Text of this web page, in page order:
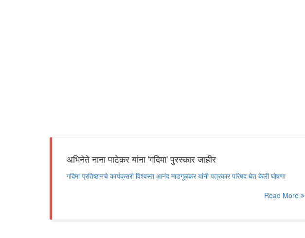
अभिनेते नाना पाटेकर यांना 'गदिमा' पुरस्कार जाहीर
गदिमा प्रतिष्ठानचे कार्यक्रारी विश्वस्त आनंद माडगूळकर यांनी पत्रकार परिषद घेत केली घोषणा
Read More